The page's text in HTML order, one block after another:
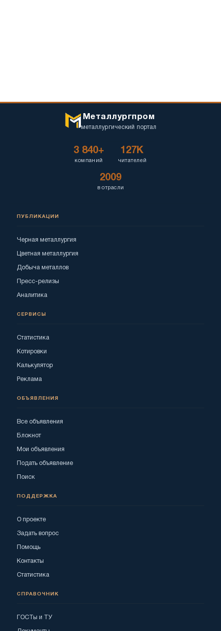
Металлургпром
металлургический портал
3 840+
компаний
127K
читателей
2009
в отрасли
ПУБЛИКАЦИИ
Черная металлургия
Цветная металлургия
Добыча металлов
Пресс-релизы
Аналитика
СЕРВИСЫ
Статистика
Котировки
Калькулятор
Реклама
ОБЪЯВЛЕНИЯ
Все объявления
Блокнот
Мои объявления
Подать объявление
Поиск
ПОДДЕРЖКА
О проекте
Задать вопрос
Помощь
Контакты
Статистика
СПРАВОЧНИК
ГОСТы и ТУ